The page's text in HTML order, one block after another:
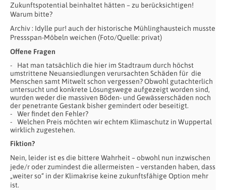
Zukunftspotential beinhaltet hätten – zu berücksichtigen!
Warum bitte?
Archiv : Idylle pur! auch der historische Mühlinghausteich musste
Pressspan-Möbeln weichen (Foto/Quelle: privat)
Offene Fragen
Hat man tatsächlich die hier im Stadtraum durch höchst
umstrittene Neuansiedlungen verursachten Schäden für die
Menschen samt Mitwelt schon vergessen? Obwohl gutachterlich
untersucht und konkrete Lösungswege aufgezeigt worden sind,
wurden weder die massiven Böden- und Gewässerschäden noch
der penetrante Gestank bisher gemindert oder beseitigt.
Wer findet den Fehler?
Welchen Preis möchten wir echtem Klimaschutz in Wuppertal
wirklich zugestehen.
Fiktion?
Nein, leider ist es die bittere Wahrheit – obwohl nun inzwischen
jede/r oder zumindest die allermeisten – verstanden haben, dass
„weiter so“ in der Klimakrise keine zukunftsfähige Option mehr
ist.